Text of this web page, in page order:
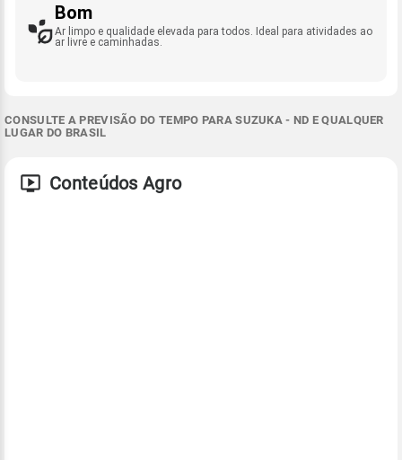
Bom
Ar limpo e qualidade elevada para todos. Ideal para atividades ao
ar livre e caminhadas.
CONSULTE A PREVISÃO DO TEMPO PARA SUZUKA - ND E QUALQUER
LUGAR DO BRASIL
Conteúdos Agro